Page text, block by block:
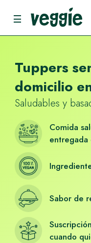
Tuppers
domicilio
Saludables y
Comida
Sabor de
cuando